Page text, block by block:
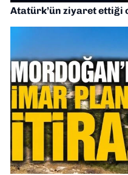
Atatürk’ün ziyaret ettiği